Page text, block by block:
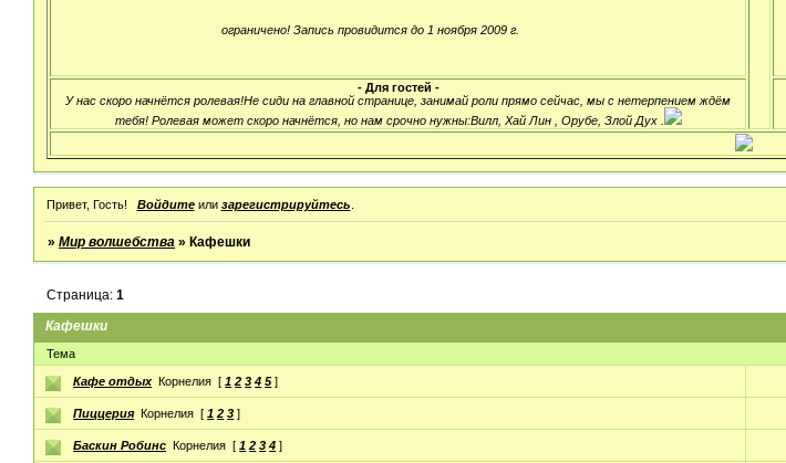
ограничено! Запись провидится до 1 ноября 2009 г.
- Для гостей -
У нас скоро начнётся ролевая!Не сиди на главной странице, занимай роли прямо сейчас, мы с нетерпением ждём
тебя! Ролевая может скоро начнётся, но нам срочно нужны:Вилл, Хай Лин , Орубе, Злой Дух .
Привет, Гость! Войдитеили зарегистрируйтесь
»Мир волшебства » Кафешки
Кафешки
Страница:1
Тема
Кафе отдых Корнелия [ 1 2 3 4 5 ]
Пиццерия Корнелия [ 1 2 3 ]
Баскин Робинс Корнелия [ 1 2 3 4 ]